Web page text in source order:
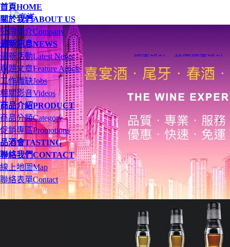
首頁HOME
關於我們ABOUT US
公司簡介Company
最新訊息NEWS
最新活動Latest News
專題文章Feature Article
工作職缺Jobs
相關影音Videos
商品介紹PRODUCT
商品分類Category
促銷專區Promotions
品酒會TASTING
聯絡我們CONTACT
線上地圖Map
聯絡表單Contact
網頁設計 桃園網頁設計